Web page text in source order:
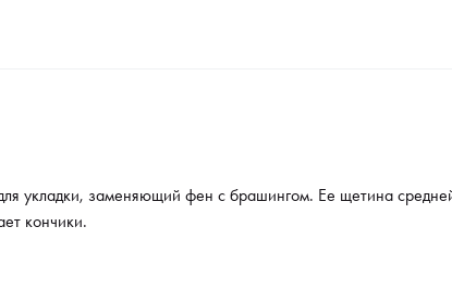
укладки, заменяющий фен с брашингом. Ее щетина
кончики.